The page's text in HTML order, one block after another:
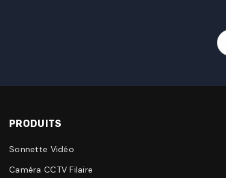
PRODUITS
Sonnette Vidéo
Caméra CCTV Filaire